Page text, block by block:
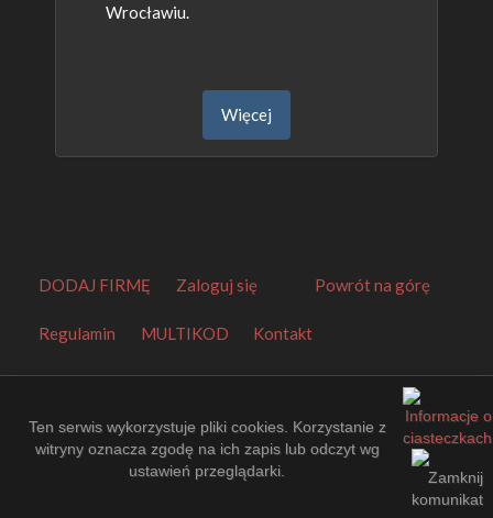
Wrocławiu.
Więcej
Powrót na górę
DODAJ FIRMĘ Zaloguj się
Regulamin MULTIKOD Kontakt
Orbitalny Katalog Firm.
PagePeeker.
Ten serwis wykorzystuje pliki cookies. Korzystanie z
witryny oznacza zgodę na ich zapis lub odczyt wg
ustawień przeglądarki.